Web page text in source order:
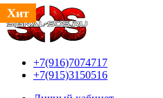
+7(916)7074717
+7(915)3150516
Хит